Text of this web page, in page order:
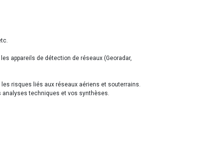
appareils de détection de réseaux (Georadar,
risques liés aux réseaux aériens et souterrains.
analyses techniques et vos synthèses.